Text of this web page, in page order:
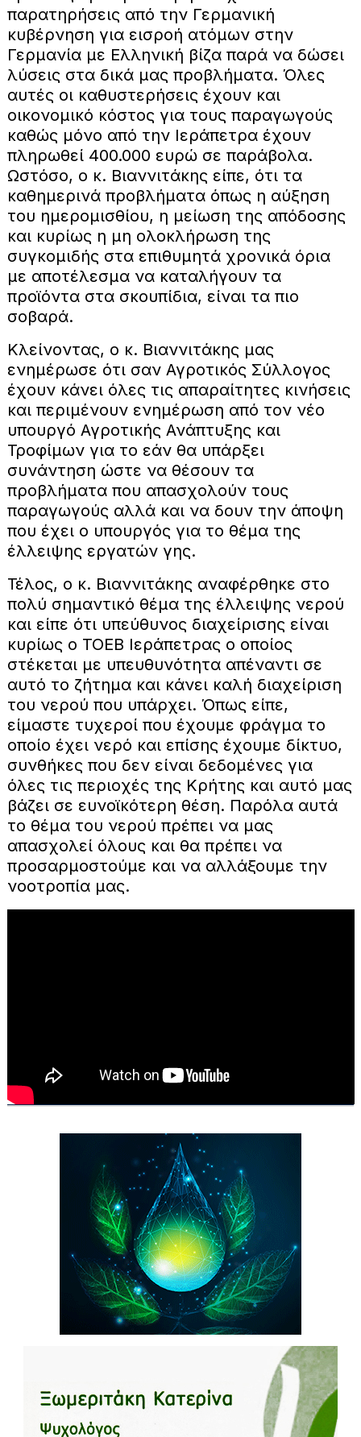
παρατηρήσεις από την Γερμανική
κυβέρνηση για εισροή ατόμων στην
Γερμανία με Ελληνική βίζα παρά να δώσει
λύσεις στα δικά μας προβλήματα. Όλες
αυτές οι καθυστερήσεις έχουν και
οικονομικό κόστος για τους παραγωγούς
καθώς μόνο από την Ιεράπετρα έχουν
πληρωθεί 400.000 ευρώ σε παράβολα.
Ωστόσο, ο κ. Βιαννιτάκης είπε, ότι τα
καθημερινά προβλήματα όπως η αύξηση
του ημερομισθίου, η μείωση της απόδοσης
και κυρίως η μη ολοκλήρωση της
συγκομιδής στα επιθυμητά χρονικά όρια
με αποτέλεσμα να καταλήγουν τα
προϊόντα στα σκουπίδια, είναι τα πιο
σοβαρά.
Κλείνοντας, ο κ. Βιαννιτάκης μας
ενημέρωσε ότι σαν Αγροτικός Σύλλογος
έχουν κάνει όλες τις απαραίτητες κινήσεις
και περιμένουν ενημέρωση από τον νέο
υπουργό Αγροτικής Ανάπτυξης και
Τροφίμων για το εάν θα υπάρξει
συνάντηση ώστε να θέσουν τα
προβλήματα που απασχολούν τους
παραγωγούς αλλά και να δουν την άποψη
που έχει ο υπουργός για το θέμα της
έλλειψης εργατών γης.
Τέλος, ο κ. Βιαννιτάκης αναφέρθηκε στο
πολύ σημαντικό θέμα της έλλειψης νερού
και είπε ότι υπεύθυνος διαχείρισης είναι
κυρίως ο ΤΟΕΒ Ιεράπετρας ο οποίος
στέκεται με υπευθυνότητα απέναντι σε
αυτό το ζήτημα και κάνει καλή διαχείριση
του νερού που υπάρχει. Όπως είπε,
είμαστε τυχεροί που έχουμε φράγμα το
οποίο έχει νερό και επίσης έχουμε δίκτυο,
συνθήκες που δεν είναι δεδομένες για
όλες τις περιοχές της Κρήτης και αυτό μας
βάζει σε ευνοϊκότερη θέση. Παρόλα αυτά
το θέμα του νερού πρέπει να μας
απασχολεί όλους και θα πρέπει να
προσαρμοστούμε και να αλλάξουμε την
νοοτροπία μας.